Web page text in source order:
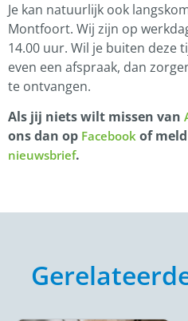
Je kan natuurlijk ook
Montfoort. Wij zijn op
14.00 uur. Wil je buiten deze
even een afspraak, dan
te ontvangen.
Als jij niets wilt missen van
ons dan op Facebook of
nieuwsbrief.